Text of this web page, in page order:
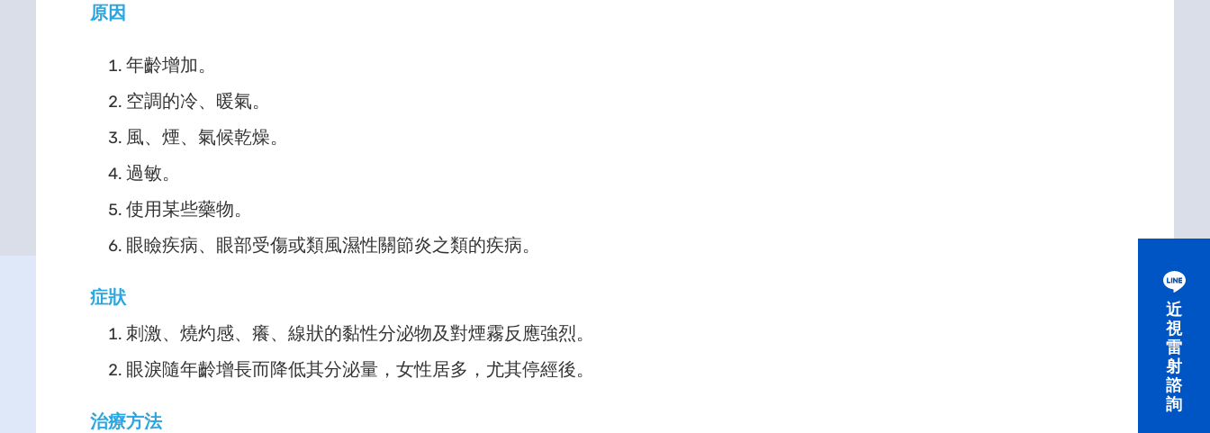
原因
年齡增加。
空調的冷、暖氣。
風、煙、氣候乾燥。
過敏。
使用某些藥物。
眼瞼疾病、眼部受傷或類風濕性關節炎之類的疾病。
症狀
刺激、燒灼感、癢、線狀的黏性分泌物及對煙霧反應強烈。
眼淚隨年齡增長而降低其分泌量，女性居多，尤其停經後。
治療方法
近
視
雷
射
諮
詢